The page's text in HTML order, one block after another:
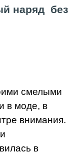
наряд без
смелыми
в моде, в
внимания.
в